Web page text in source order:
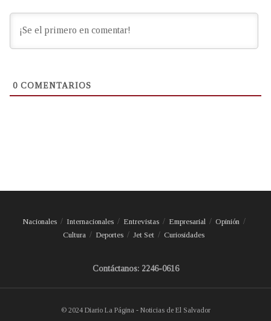
0 COMENTARIOS
Nacionales Internacionales Entrevistas Empresarial
Opinión
Cultura
Deportes Jet Set Curiosidades
Contáctanos: 2246-0616
© 2024 Diario La Página - Noticias de El Salvador